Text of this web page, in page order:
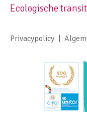
Ecologische
Footer meta
Privacypolicy